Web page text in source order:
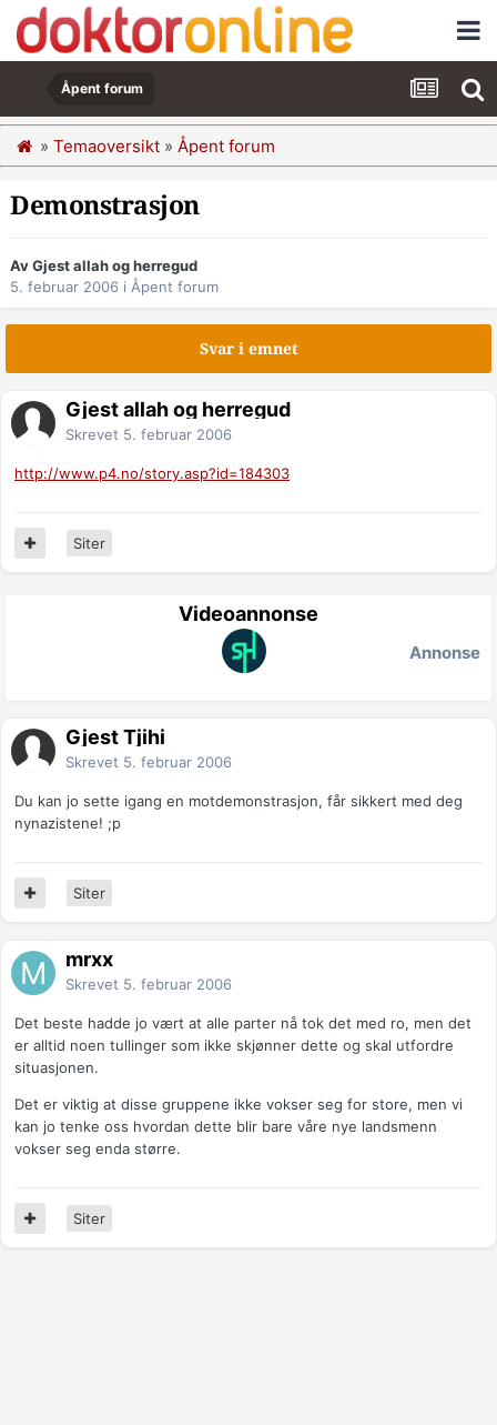
Åpent forum
» Temaoversikt » Åpent forum
Demonstrasjon
Av Gjest allah og herregud
5. februar 2006 i Åpent forum
Svar i emnet
Gjest allah og herregud
Skrevet 5. februar 2006
http://www.p4.no/story.asp?id=184303
Siter
Videoannonse
Annonse
Gjest Tjihi
Skrevet 5. februar 2006
Du kan jo sette igang en motdemonstrasjon, får sikkert med deg
nynazistene! ;p
Siter
mrxx
Skrevet 5. februar 2006
Det beste hadde jo vært at alle parter nå tok det med ro, men det
er alltid noen tullinger som ikke skjønner dette og skal utfordre
situasjonen.
Det er viktig at disse gruppene ikke vokser seg for store, men vi
kan jo tenke oss hvordan dette blir bare våre nye landsmenn
vokser seg enda større.
Siter